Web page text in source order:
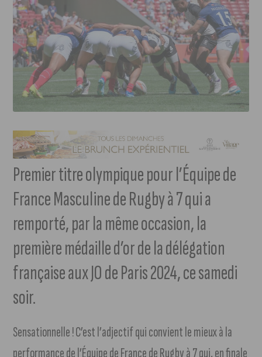
Premier titre olympique pour l’Équipe de
France Masculine de Rugby à 7 qui a
remporté, par la même occasion, la
première médaille d’or de la délégation
française aux JO de Paris 2024, ce samedi
soir.
Sensationnelle ! C’est l’adjectif qui convient le mieux à la
performance de l’Équipe de France de Rugby à 7 qui, en finale